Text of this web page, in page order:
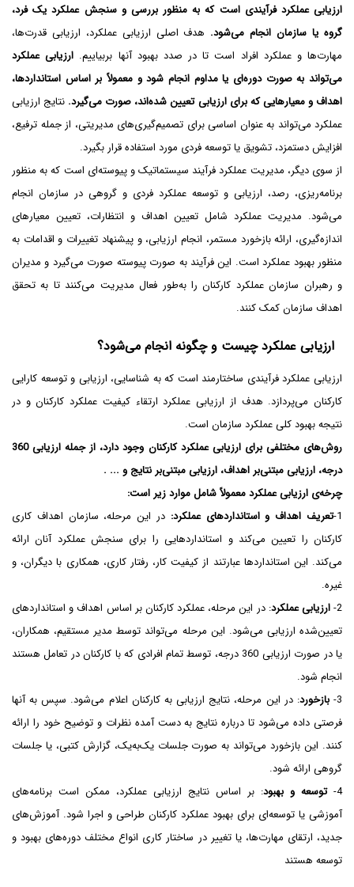
ارزیابی عملکرد فرآیندی است که به منظور بررسی و سنجش عملکرد یک فرد،
گروه یا سازمان انجام می‌شود. هدف اصلی ارزیابی عملکرد، ارزیابی قدرت‌ها،
مهارت‌ها و عملکرد افراد است تا در صدد بهبود آنها بربیاییم. ارزیابی عملکرد
می‌تواند به صورت دوره‌ای یا مداوم انجام شود و معمولاً بر اساس استانداردها،
اهداف و معیارهایی که برای ارزیابی تعیین شده‌اند، صورت می‌گیرد. نتایج ارزیابی
عملکرد می‌تواند به عنوان اساسی برای تصمیم‌گیری‌های مدیریتی، از جمله ترفیع،
افزایش دستمزد، تشویق یا توسعه فردی مورد استفاده قرار بگیرد.
از سوی دیگر، مدیریت عملکرد فرآیند سیستماتیک و پیوسته‌ای است که به منظور
برنامه‌ریزی، رصد، ارزیابی و توسعه عملکرد فردی و گروهی در سازمان انجام
می‌شود. مدیریت عملکرد شامل تعیین اهداف و انتظارات، تعیین معیارهای
اندازه‌گیری، ارائه بازخورد مستمر، انجام ارزیابی، و پیشنهاد تغییرات و اقدامات به
منظور بهبود عملکرد است. این فرآیند به صورت پیوسته صورت می‌گیرد و مدیران
و رهبران سازمان عملکرد کارکنان را به‌طور فعال مدیریت می‌کنند تا به تحقق
اهداف سازمان کمک کنند.
ارزیابی عملکرد چیست و چگونه انجام می‌شود؟
ارزیابی عملکرد فرآیندی ساختارمند است که به شناسایی، ارزیابی و توسعه کارایی
کارکنان می‌پردازد. هدف از ارزیابی عملکرد ارتقاء کیفیت عملکرد کارکنان و در
نتیجه بهبود کلی عملکرد سازمان است.
روش‌های مختلفی برای ارزیابی عملکرد کارکنان وجود دارد، از جمله ارزیابی 360
درجه، ارزیابی مبتنی‌بر اهداف، ارزیابی مبتنی‌بر نتایج و ... .
چرخه‌ی ارزیابی عملکرد معمولاً شامل موارد زیر است:
1- تعریف اهداف و استانداردهای عملکرد: در این مرحله، سازمان اهداف کاری
کارکنان را تعیین می‌کند و استانداردهایی را برای سنجش عملکرد آنان ارائه
می‌کند. این استانداردها عبارتند از کیفیت کار، رفتار کاری، همکاری با دیگران، و
غیره.
2- ارزیابی عملکرد: در این مرحله، عملکرد کارکنان بر اساس اهداف و استانداردهای
تعیین‌شده ارزیابی می‌شود. این مرحله می‌تواند توسط مدیر مستقیم، همکاران،
یا در صورت ارزیابی 360 درجه، توسط تمام افرادی که با کارکنان در تعامل هستند
انجام شود.
3- بازخورد: در این مرحله، نتایج ارزیابی به کارکنان اعلام می‌شود. سپس به آنها
فرصتی داده می‌شود تا درباره نتایج به دست آمده نظرات و توضیح خود را ارائه
کنند. این بازخورد می‌تواند به صورت جلسات یک‌به‌یک، گزارش کتبی، یا جلسات
گروهی ارائه شود.
4- توسعه و بهبود: بر اساس نتایج ارزیابی عملکرد، ممکن است برنامه‌های
آموزشی یا توسعه‌ای برای بهبود عملکرد کارکنان طراحی و اجرا شود. آموزش‌های
جدید، ارتقای مهارت‌ها، یا تغییر در ساختار کاری انواع مختلف دوره‌های بهبود و
توسعه هستند